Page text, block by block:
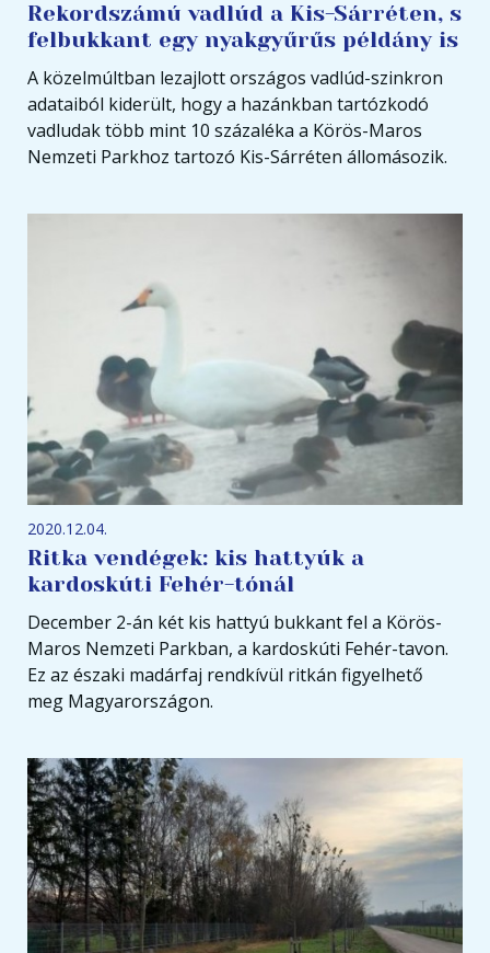
Rekordszámú vadlúd a Kis-Sárréten, s
felbukkant egy nyakgyűrűs példány is
A közelmúltban lezajlott országos vadlúd-szinkron
adataiból kiderült, hogy a hazánkban tartózkodó
vadludak több mint 10 százaléka a Körös-Maros
Nemzeti Parkhoz tartozó Kis-Sárréten állomásozik.
2020.12.04.
Ritka vendégek: kis hattyúk a
kardoskúti Fehér-tónál
December 2-án két kis hattyú bukkant fel a Körös-
Maros Nemzeti Parkban, a kardoskúti Fehér-tavon.
Ez az északi madárfaj rendkívül ritkán figyelhető
meg Magyarországon.